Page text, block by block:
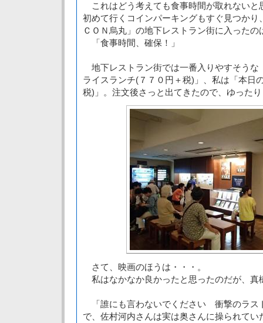
これはどう考えても食事時間が取れないと
初めて行くコインパーキングもすぐ見つかり
ＣＯＮ烏丸」の地下レストラン街に入ったの
「食事時間、確保！」
地下レストラン街では一番入りやすそうな
ライスランチ(７７０円＋税)」、私は「本日
税)」。注文後さっと出てきたので、ゆった
さて、映画のほうは・・・。
私はなかなか良かったと思ったのだが、真
「誰にも言わないでください 衝撃のラス
で、佐村河内さんは実は奥さんに操られて